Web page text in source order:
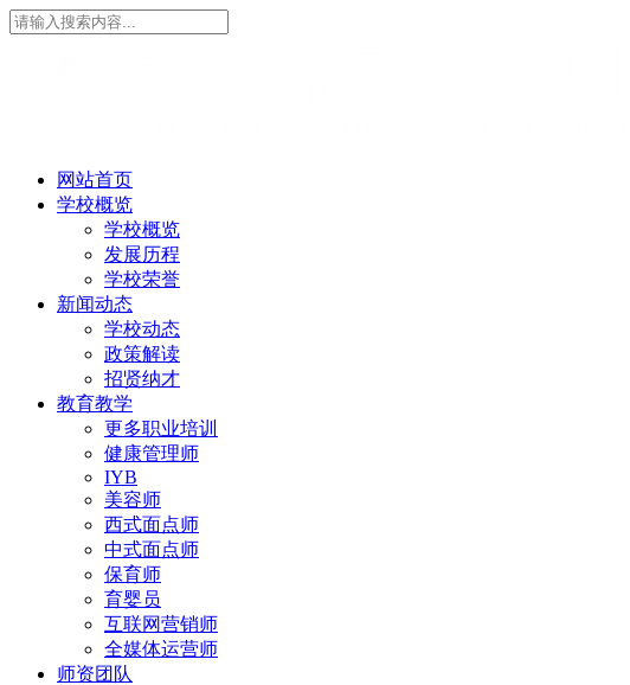
网站首页
学校概览
学校概览
发展历程
学校荣誉
新闻动态
学校动态
政策解读
招贤纳才
教育教学
更多职业培训
健康管理师
IYB
美容师
西式面点师
中式面点师
保育师
育婴员
互联网营销师
全媒体运营师
师资团队